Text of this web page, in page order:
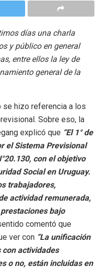
días una charla
y público en general
entre ellos la ley de
general de la
se hizo referencia a los
Sobre eso, la
explicó que “El 1° de
el Sistema Previsional
con el objetivo
Social en Uruguay.
trabajadores,
actividad remunerada,
bajo
comentó que
ver con “La unificación
con actividades
o no, están incluidas en